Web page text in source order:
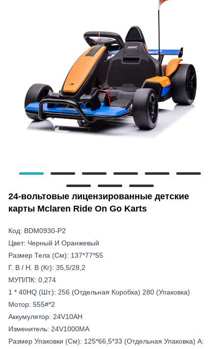
24-вольтовые лицензированные детские
карты Mclaren Ride On Go Karts
Код: BDM0930-P2
Цвет: Черный И Оранжевый
Размер Тела (см): 137*77*55
Г. В / Н. В (кг): 35,5/28,2
МУП/ПК: 0,274
1 * 40HQ (шт.): 256 (отдельная Коробка) 280 (упаковка)
Мотор: 555#*2
Аккумулятор: 24V10AH
Изменитель: 24V1000MA
Размер Упаковки (см): 125*66,5*33 (отдельная Упаковка) A: